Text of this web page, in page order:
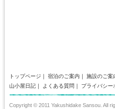
トップページ ｜ 宿泊のご案内 ｜ 施設のご案
山小屋日記 ｜ よくある質問 ｜ プライバシー
Copyright © 2011 Yakushidake Sansou. All